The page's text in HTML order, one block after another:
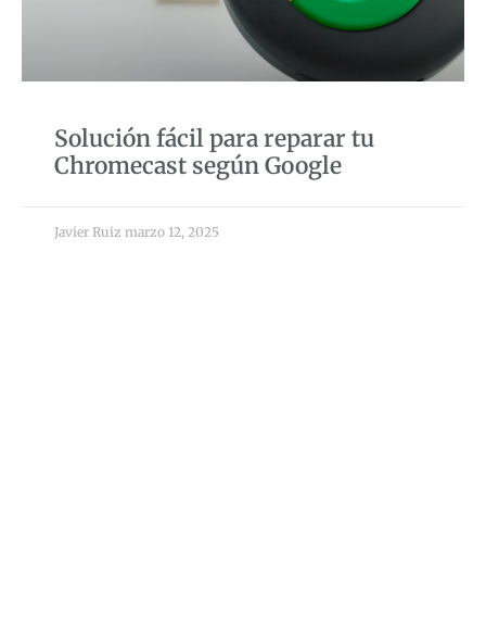
Solución fácil para reparar tu
Chromecast según Google
Javier Ruiz marzo 12, 2025